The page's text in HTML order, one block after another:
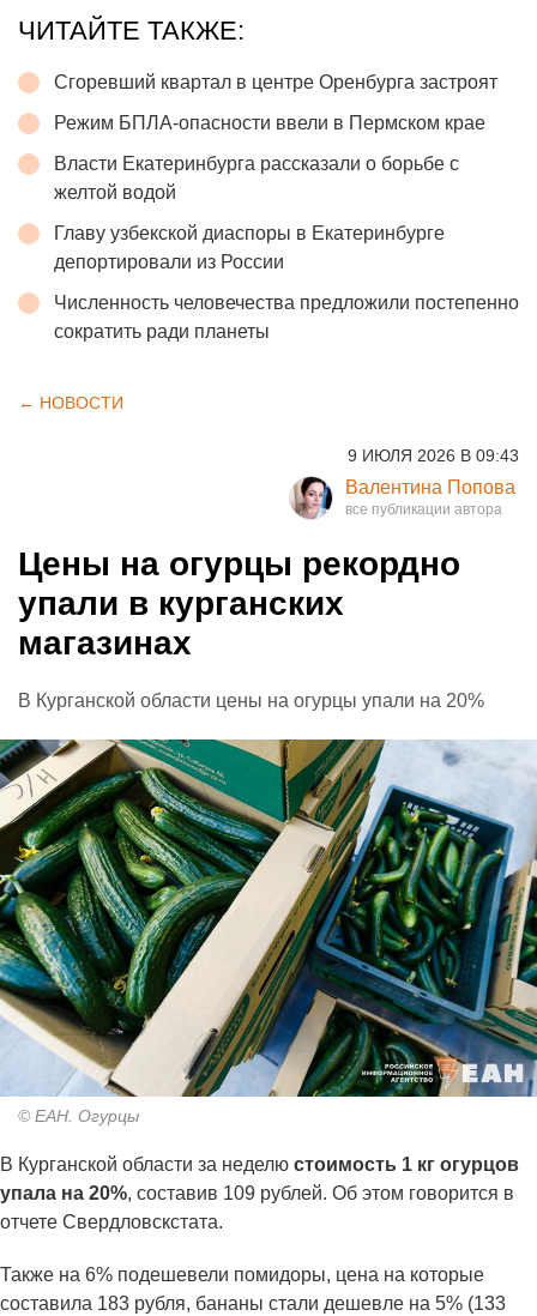
ЧИТАЙТЕ ТАКЖЕ:
Сгоревший квартал в центре Оренбурга застроят
Режим БПЛА-опасности ввели в Пермском крае
Власти Екатеринбурга рассказали о борьбе с
желтой водой
Главу узбекской диаспоры в Екатеринбурге
депортировали из России
Численность человечества предложили постепенно
сократить ради планеты
← НОВОСТИ
9 ИЮЛЯ 2026 В 09:43
Валентина Попова
Цены на огурцы рекордно
упали в курганских
магазинах
В Курганской области цены на огурцы упали на 20%
© ЕАН. Огурцы
В Курганской области за неделю стоимость 1 кг огурцов
упала на 20%, составив 109 рублей. Об этом говорится в
отчете Свердловскстата.
Также на 6% подешевели помидоры, цена на которые
составила 183 рубля, бананы стали дешевле на 5% (133